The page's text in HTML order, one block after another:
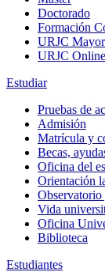
Doctorado
Formación
URJC
URJC Online
Estudiar
Pruebas de
Admisión
Matrícula y
Becas,
Oficina del
Orientación
Observatorio
Vida
Oficina
Biblioteca
Estudiantes